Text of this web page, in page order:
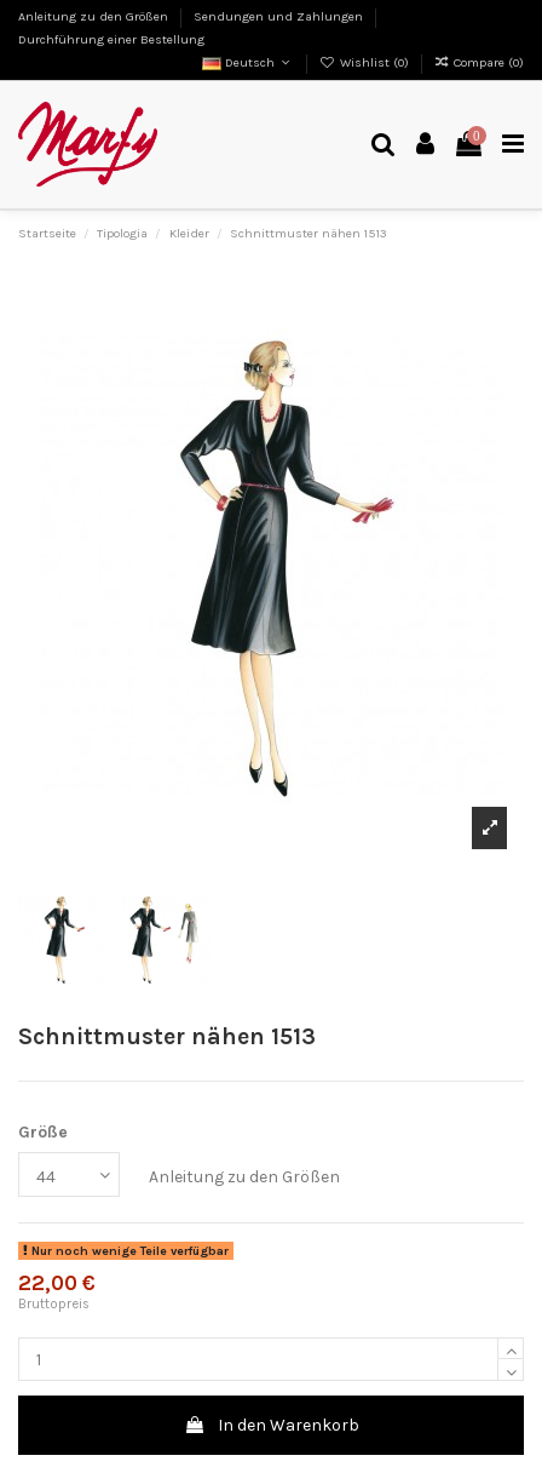
Anleitung zu den Größen
Sendungen und Zahlungen
Durchführung einer Bestellung
Deutsch
Wishlist (0) Compare (0)
0
Startseite Tipologia Kleider Schnittmuster nähen 1513
Schnittmuster nähen 1513
Größe
Anleitung zu den Größen
Nur noch wenige Teile verfügbar
22,00 €
Bruttopreis
In den Warenkorb